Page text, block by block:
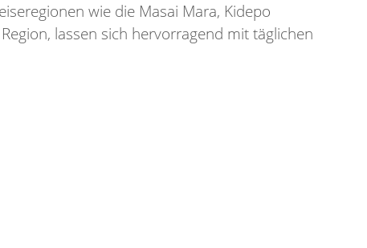
wie die Masai Mara, Kidepo
lassen sich hervorragend mit täglichen